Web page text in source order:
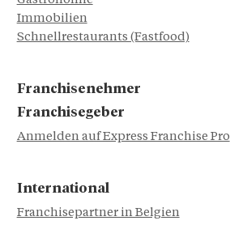
Immobilien
Schnellrestaurants (Fastfood)
Franchisenehmer
Franchisegeber
Anmelden auf Express Franchise Pro
International
Franchisepartner in Belgien